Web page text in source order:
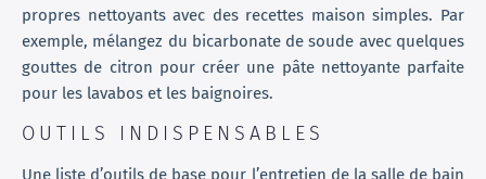
propres nettoyants avec des recettes maison simples. Par
exemple, mélangez du bicarbonate de soude avec quelques
gouttes de citron pour créer une pâte nettoyante parfaite
pour les lavabos et les baignoires.
OUTILS INDISPENSABLES
Une liste d’outils de base pour l’entretien de la salle de bain